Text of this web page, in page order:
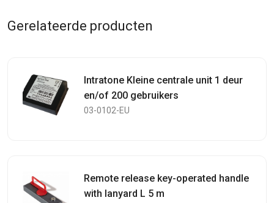
Gerelateerde producten
Intratone Kleine centrale unit 1 deur
en/of 200 gebruikers
03-0102-EU
Remote release key-operated handle
with lanyard L 5 m